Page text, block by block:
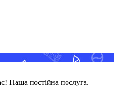
Наша постійна послуга.